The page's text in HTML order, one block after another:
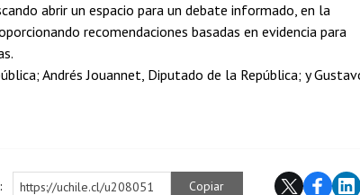
abrir un espacio para un debate informado, en la
recomendaciones basadas en evidencia para
Andrés Jouannet, Diputado de la República; y
https://uchile.cl/u208051 Copiar